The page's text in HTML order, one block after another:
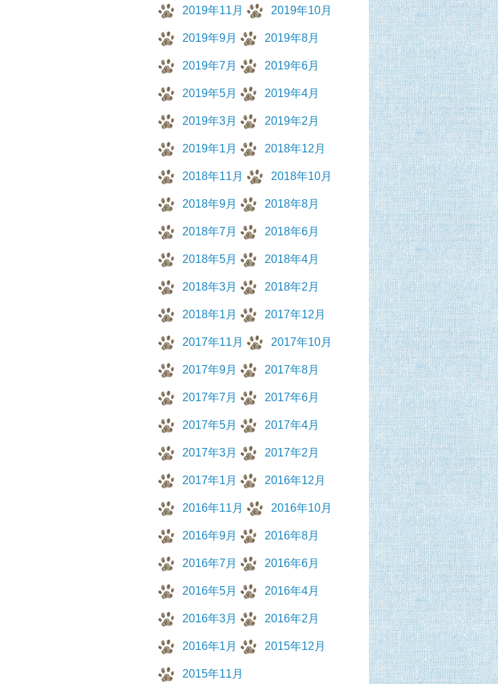
2019年11月 2019年10月
2019年9月 2019年8月
2019年7月 2019年6月
2019年5月 2019年4月
2019年3月 2019年2月
2019年1月 2018年12月
2018年11月 2018年10月
2018年9月 2018年8月
2018年7月 2018年6月
2018年5月 2018年4月
2018年3月 2018年2月
2018年1月 2017年12月
2017年11月 2017年10月
2017年9月 2017年8月
2017年7月 2017年6月
2017年5月 2017年4月
2017年3月 2017年2月
2017年1月 2016年12月
2016年11月 2016年10月
2016年9月 2016年8月
2016年7月 2016年6月
2016年5月 2016年4月
2016年3月 2016年2月
2016年1月 2015年12月
2015年11月